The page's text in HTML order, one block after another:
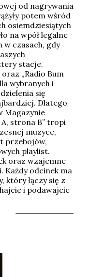
od nagrywania
potem wśród
osiemdziesiątych
na wpół legalne
w czasach, gdy
stacje.
„Radio Bum
wybranych i
się
Dlatego
Magazynie
strona B” tropi
muzyce,
przebojów,
playlist.
oraz wzajemne
Każdy odcinek ma
który łączy się z
i podawajcie